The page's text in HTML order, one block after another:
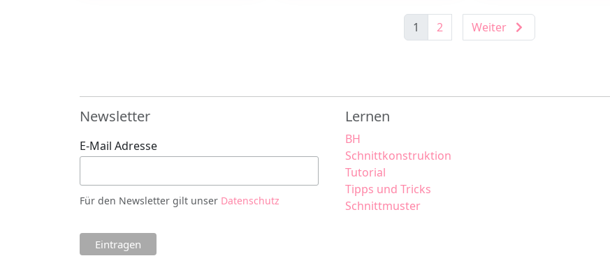
1 2 Weiter
Newsletter
E-Mail Adresse
Für den Newsletter gilt unser Datenschutz
Lernen
BH
Schnittkonstruktion
Tutorial
Tipps und Tricks
Schnittmuster